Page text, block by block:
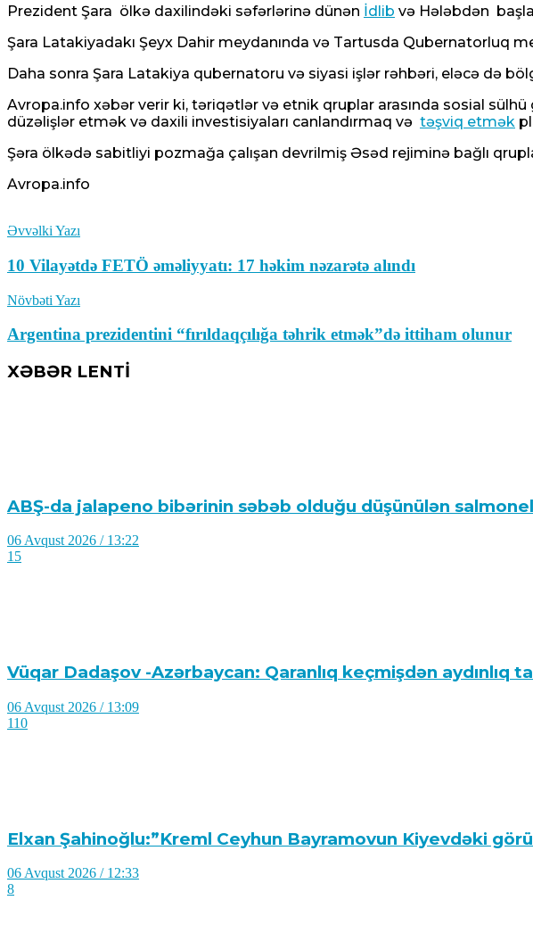
Prezident Şara ölkə daxilindəki səfərlərinə dünən İdlib və Hələbdən
Şara Latakiyadakı Şeyx Dahir meydanında və Tartusda Qubernatorluq
Daha sonra Şara Latakiya qubernatoru və siyasi işlər rəhbəri, eləcə də
Avropa.info xəbər verir ki, təriqətlər və etnik qruplar arasında sosial
düzəlişlər etmək və daxili investisiyaları canlandırmaq və təşviq etmək
Şəra ölkədə sabitliyi pozmağa çalışan devrilmiş Əsəd rejiminə bağlı
Avropa.info
Əvvəlki Yazı
10 Vilayətdə FETÖ əməliyyatı: 17 həkim nəzarətə alındı
Növbəti Yazı
Argentina prezidentini “fırıldaqçılığa təhrik etmək”də ittiham olunur
XƏBƏR LENTİ
ABŞ-da jalapeno bibərinin səbəb olduğu düşünülən
06 Avqust 2026 / 13:22
15
Vüqar Dadaşov -Azərbaycan: Qaranlıq keçmişdən aydınlıq
06 Avqust 2026 / 13:09
110
Elxan Şahinoğlu:”Kreml Ceyhun Bayramovun Kiyevdəki
06 Avqust 2026 / 12:33
8